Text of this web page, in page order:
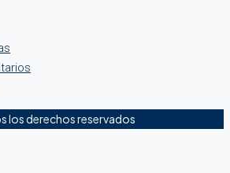
los derechos reservados